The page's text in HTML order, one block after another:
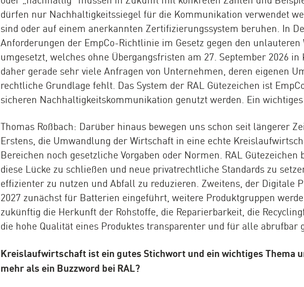
dürfen nur Nachhaltigkeitssiegel für die Kommunikation verwendet
sind oder auf einem anerkannten Zertifizierungssystem beruhen. In
Anforderungen der EmpCo-Richtlinie im Gesetz gegen den unlauteren
umgesetzt, welches ohne Übergangsfristen am 27. September 2026
daher gerade sehr viele Anfragen von Unternehmen, deren eigenen
rechtliche Grundlage fehlt. Das System der RAL Gütezeichen ist
sicheren Nachhaltigkeitskommunikation genutzt werden. Ein
Thomas Roßbach: Darüber hinaus bewegen uns schon seit längerer
Erstens, die Umwandlung der Wirtschaft in eine echte
Bereichen noch gesetzliche Vorgaben oder Normen. RAL Gütezeichen
diese Lücke zu schließen und neue privatrechtliche Standards zu
effizienter zu nutzen und Abfall zu reduzieren. Zweitens, der Digitale
2027 zunächst für Batterien eingeführt, weitere Produktgruppen
zukünftig die Herkunft der Rohstoffe, die Reparierbarkeit, die
die hohe Qualität eines Produktes transparenter und für alle abrufbar
Kreislaufwirtschaft ist ein gutes Stichwort und ein wichtiges Thema
mehr als ein Buzzword bei RAL?